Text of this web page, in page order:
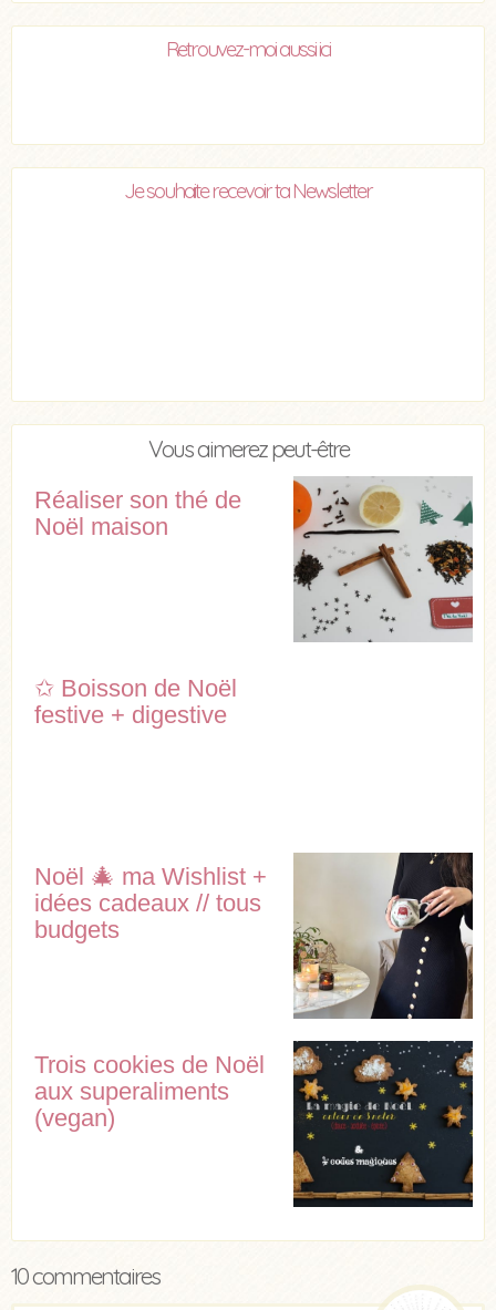
Retrouvez-moi aussi ici
Je souhaite recevoir ta Newsletter
Vous aimerez peut-être
Réaliser son thé de
Noël maison
✩ Boisson de Noël
festive + digestive
Noël 🎄 ma Wishlist +
idées cadeaux // tous
budgets
Trois cookies de Noël
aux superaliments
(vegan)
10 commentaires